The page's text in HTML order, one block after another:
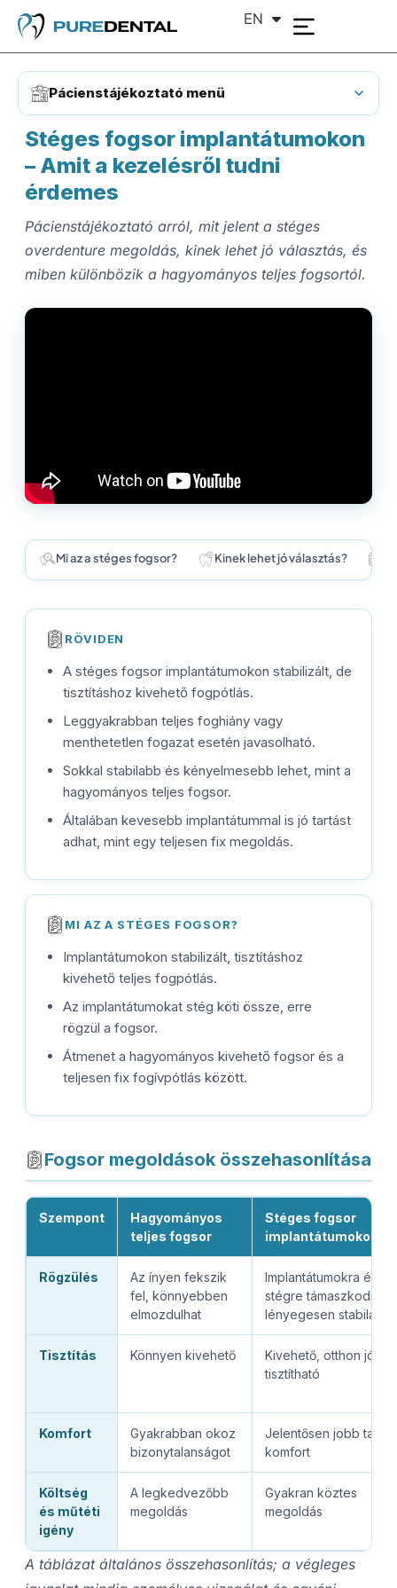
EN
DE
Pácienstájékoztató menü
Stéges fogsor implantátumokon
– Amit a kezelésről tudni
érdemes
Pácienstájékoztató arról, mit jelent a stéges
overdenture megoldás, kinek lehet jó választás, és
miben különbözik a hagyományos teljes fogsortól.
Mi az a stéges fogsor? Kinek lehet jó választás?
RÖVIDEN
A stéges fogsor implantátumokon stabilizált, de
tisztításhoz kivehető fogpótlás.
Leggyakrabban teljes foghiány vagy
menthetetlen fogazat esetén javasolható.
Sokkal stabilabb és kényelmesebb lehet, mint a
hagyományos teljes fogsor.
Általában kevesebb implantátummal is jó tartást
adhat, mint egy teljesen fix megoldás.
MI AZ A STÉGES FOGSOR?
Implantátumokon stabilizált, tisztításhoz
kivehető teljes fogpótlás.
Az implantátumokat stég köti össze, erre
rögzül a fogsor.
Átmenet a hagyományos kivehető fogsor és a
teljesen fix fogívpótlás között.
Fogsor megoldások összehasonlítása
Szempont
Hagyományos
teljes fogsor
Stéges fogsor
implantátumokon
Rögzülés
Az ínyen fekszik
fel, könnyebben
elmozdulhat
Implantátumokra és
stégre támaszkodik,
lényegesen stabilabb
Tisztítás Könnyen kivehető
Kivehető, otthon jól
tisztítható
Komfort
Gyakrabban okoz
bizonytalanságot
Jelentősen jobb
komfort
Költség
és műtéti
igény
A legkedvezőbb
megoldás
Gyakran köztes
megoldás
A táblázat általános összehasonlítás; a végleges